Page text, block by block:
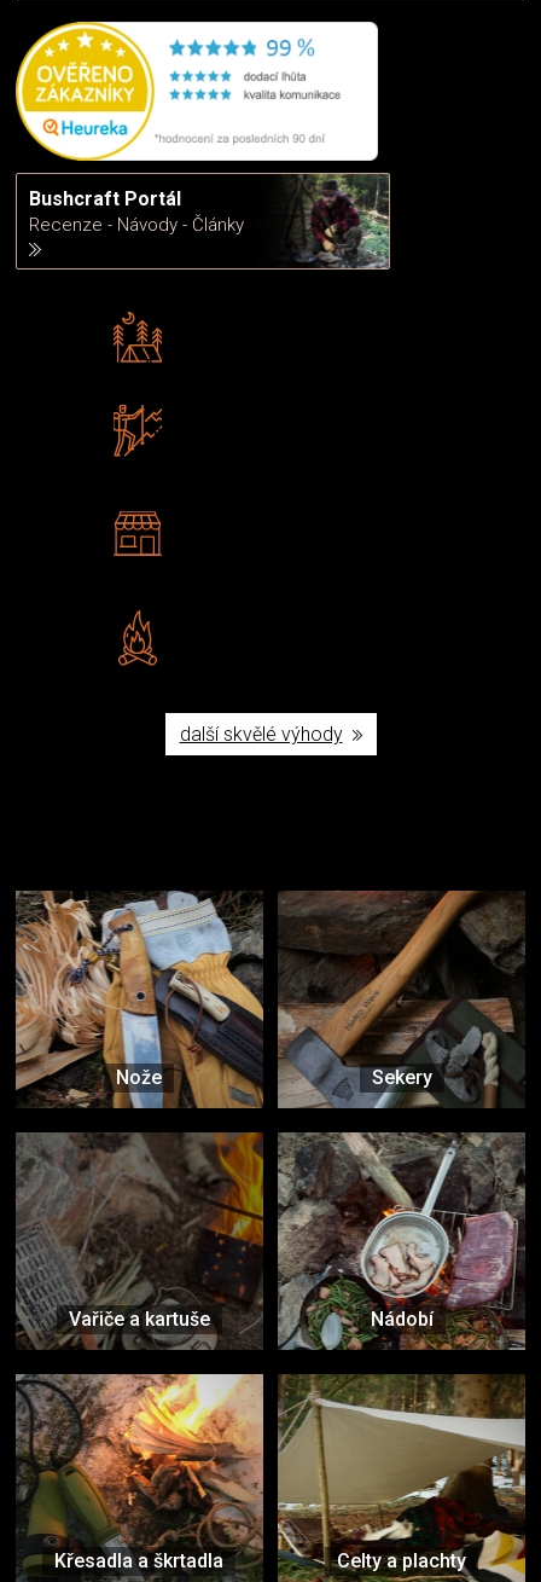
Bushcraft Portál
Recenze - Návody - Články
další skvělé výhody
Nože Sekery
Vařiče a kartuše Nádobí
Křesadla a škrtadla Celty a plachty